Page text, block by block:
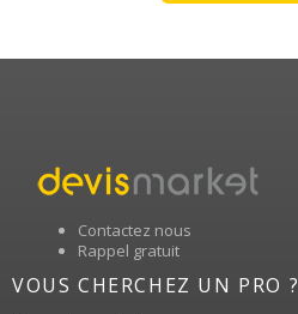
Contactez nous
Rappel gratuit
VOUS CHERCHEZ UN PRO ?